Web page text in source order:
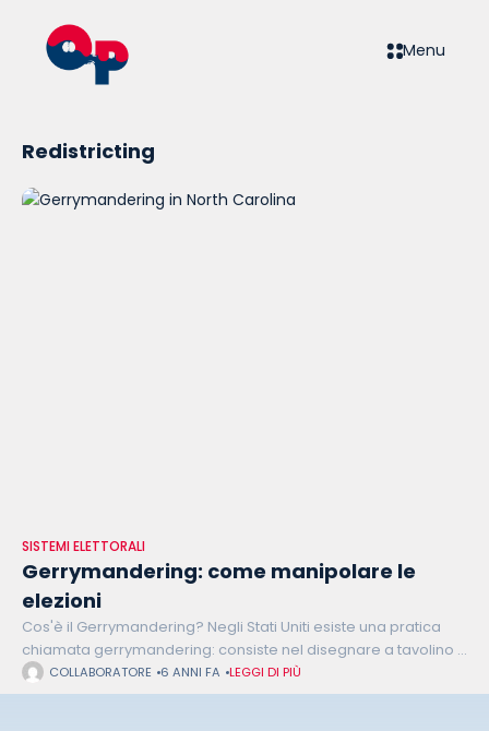
Menu
Redistricting
SISTEMI ELETTORALI
Gerrymandering: come manipolare le
elezioni
Cos'è il Gerrymandering? Negli Stati Uniti esiste una pratica
chiamata gerrymandering: consiste nel disegnare a tavolino i
collegi in modo che siano favoriti i candidati del proprio
partito. Il curioso nome
COLLABORATORE 6 ANNI FA LEGGI DI PIÙ